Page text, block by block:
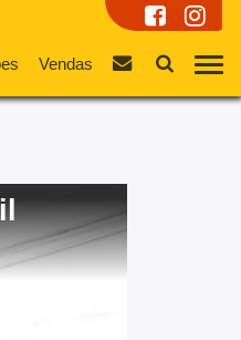
Vendas